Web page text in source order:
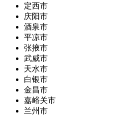
定西市
庆阳市
酒泉市
平凉市
张掖市
武威市
天水市
白银市
金昌市
嘉峪关市
兰州市